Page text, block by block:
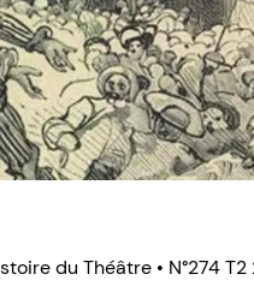
du Théâtre • N°274 T2